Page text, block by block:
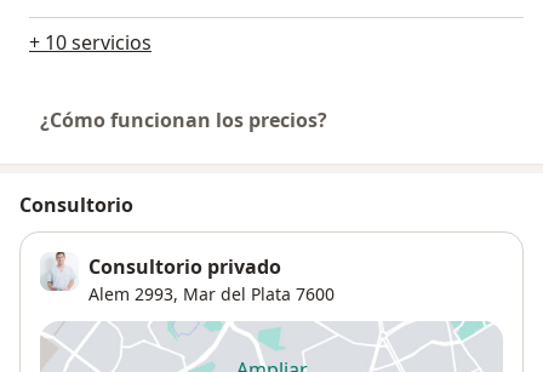
+ 10 servicios
¿Cómo funcionan los precios?
Consultorio
Consultorio privado
Alem 2993, Mar del Plata 7600